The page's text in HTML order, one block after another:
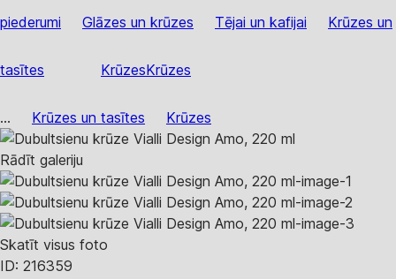
piederumi Glāzes un krūzes Tējai un kafijai Krūzes un
tasītes KrūzesKrūzes
... Krūzes un tasītes Krūzes
Rādīt galeriju
Skatīt visus foto
ID: 216359